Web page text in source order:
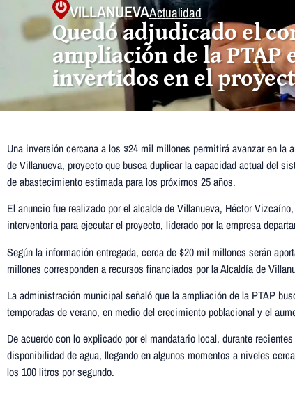
VILLANUEVAActualidad
Quedó adjudicado el
ampliación de la
invertidos en el
Una inversión cercana a los $24 mil millones permitirá avanzar en
de Villanueva, proyecto que busca duplicar la capacidad actual del
de abastecimiento estimada para los próximos 25 años.
El anuncio fue realizado por el alcalde de Villanueva, Héctor
interventoría para ejecutar el proyecto, liderado por la empresa
Según la información entregada, cerca de $20 mil millones serán
millones corresponden a recursos financiados por la Alcaldía de
La administración municipal señaló que la ampliación de la PTAP
temporadas de verano, en medio del crecimiento poblacional y el
De acuerdo con lo explicado por el mandatario local, durante
disponibilidad de agua, llegando en algunos momentos a niveles
los 100 litros por segundo.